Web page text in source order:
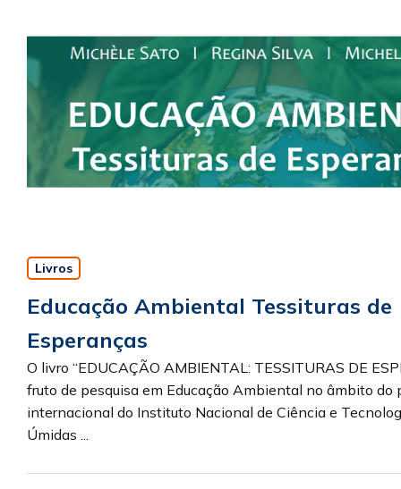
Livros
Educação Ambiental Tessituras de
Esperanças
O livro “EDUCAÇÃO AMBIENTAL: TESSITURAS DE
fruto de pesquisa em Educação Ambiental no âmbito do
internacional do Instituto Nacional de Ciência e
Úmidas ...